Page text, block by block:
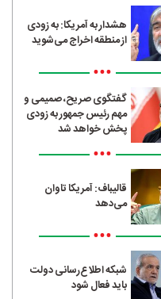
هشدار به آمریکا: به زودی
از منطقه اخراج می‌شوید
•••
گفتگوی صریح، صمیمی و
مهم رئیس جمهور به زودی
پخش خواهد شد
•••
قالیباف: آمریکا تاوان
می‌دهد
•••
شبکه اطلاع‌رسانی دولت
باید فعال شود